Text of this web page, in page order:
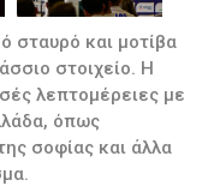
σταυρό και μοτίβα
στοιχείο. Η
λεπτομέρειες με
όπως
σοφίας και άλλα